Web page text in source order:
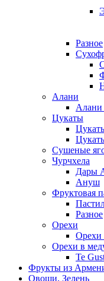
Разное
Алани
Алани
Цукаты
Сушеные
Чурчхела
Дары
Ануш
Фруктовая
Разное
Орехи
Орехи
Орехи в
Te
Фрукты из
Овощи. Зелень